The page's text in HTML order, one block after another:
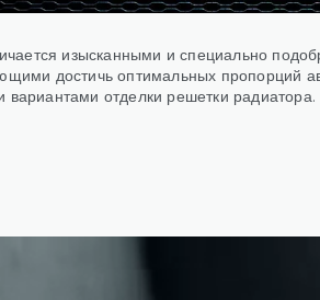
изысканными и специально
достичь оптимальных пропорций
отделки решетки радиатора.